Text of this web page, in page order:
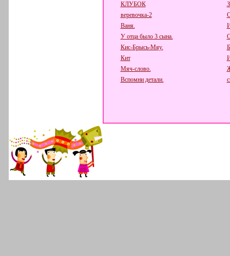
КЛУБОК
веревочка-2
Ваня.
У отца было 3 сына.
Кис-Брысь-Мяу.
Кит
Мяч-слово.
Вспомни детали.